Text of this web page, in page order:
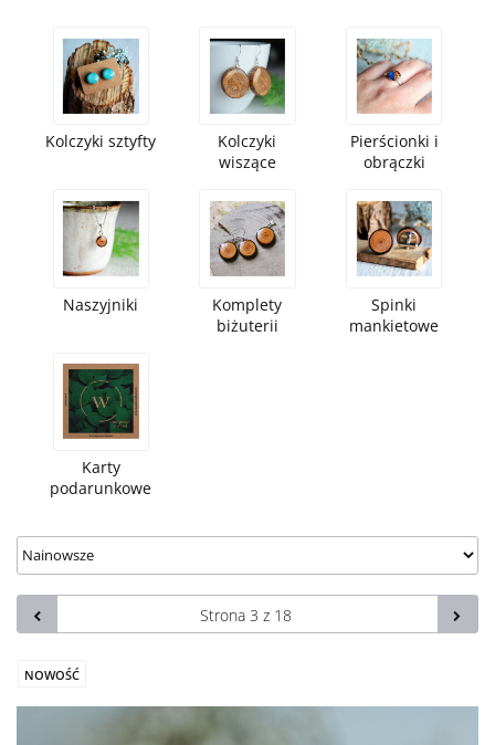
Kolczyki sztyfty
Kolczyki
wiszące
Pierścionki i
obrączki
Naszyjniki
Komplety
biżuterii
Spinki
mankietowe
Karty
podarunkowe
NOWOŚĆ